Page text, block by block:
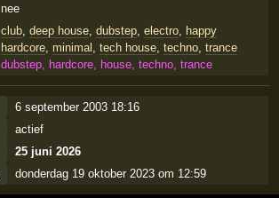
nee
club, deep house, dubstep, electro, happy
hardcore, minimal tech house, techno, trance
dubstep, hardcore, house, techno, trance
6 september 2003 18:16
actief
25 juni 2026
donderdag 19 oktober 2023 om 12:59